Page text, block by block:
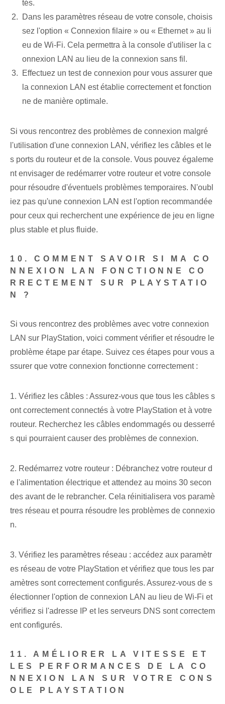
tés.
Dans les paramètres réseau de votre console, choisis
sez l'option « Connexion filaire » ou « Ethernet » au li
eu de Wi-Fi. Cela permettra à la console d'utiliser la c
onnexion LAN au lieu de la connexion sans fil.
Effectuez un test de connexion pour vous assurer que
la connexion LAN est établie correctement et fonction
ne de manière optimale.
Si vous rencontrez des problèmes de connexion malgré
l'utilisation d'une connexion LAN, vérifiez les câbles et le
s ports du routeur et de la console. Vous pouvez égaleme
nt envisager de redémarrer votre routeur et votre console
pour résoudre d'éventuels problèmes temporaires. N'oubl
iez pas qu'une connexion LAN est l'option recommandée
pour ceux qui recherchent une expérience de jeu en ligne
plus stable et plus fluide.
10. COMMENT SAVOIR SI MA CO
NNEXION LAN FONCTIONNE CO
RRECTEMENT SUR PLAYSTATIO
N ?
Si vous rencontrez des problèmes avec votre connexion
LAN sur PlayStation, voici comment vérifier et résoudre le
problème étape par étape. Suivez ces étapes pour vous a
ssurer que votre connexion fonctionne correctement :
1. Vérifiez les câbles : Assurez-vous que tous les câbles s
ont correctement connectés à votre PlayStation et à votre
routeur. Recherchez les câbles endommagés ou desserré
s qui pourraient causer des problèmes de connexion.
2. Redémarrez votre routeur : Débranchez votre routeur d
e l'alimentation électrique et attendez au moins 30 secon
des avant de le rebrancher. Cela réinitialisera vos paramè
tres réseau et pourra résoudre les problèmes de connexio
n.
3. Vérifiez les paramètres réseau : accédez aux paramètr
es réseau de votre PlayStation et vérifiez que tous les par
amètres sont correctement configurés. Assurez-vous de s
électionner l'option de connexion LAN au lieu de Wi-Fi et
vérifiez si l'adresse IP et les serveurs DNS sont correctem
ent configurés.
11. AMÉLIORER LA VITESSE ET
LES PERFORMANCES DE LA CO
NNEXION LAN SUR VOTRE CONS
OLE PLAYSTATION